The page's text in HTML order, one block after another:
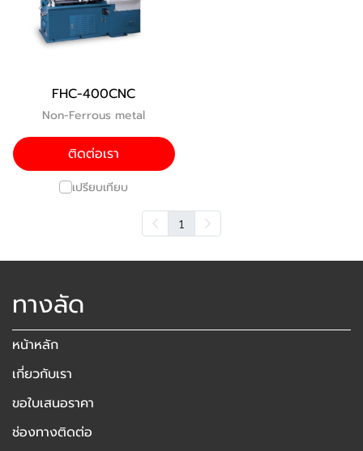
FHC-400CNC
Non-Ferrous metal
ติดต่อเรา
เปรียบเทียบ
1
ทางลัด
หน้าหลัก
เกี่ยวกับเรา
ขอใบเสนอราคา
ช่องทางติดต่อ